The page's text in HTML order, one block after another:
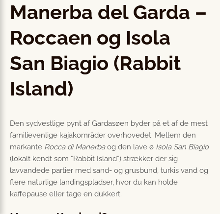
Manerba del Garda –
Roccaen og Isola
San Biagio (Rabbit
Island)
Den sydvestlige pynt af Gardasøen byder på et af de mest
familievenlige kajakområder overhovedet. Mellem den
markante Rocca di Manerbaog den lave ø Isola San Biagio
(lokalt kendt som “Rabbit Island”) strækker der sig
lavvandede partier med sand- og grusbund, turkis vand og
flere naturlige landingspladser, hvor du kan holde
kaffepause eller tage en dukkert.